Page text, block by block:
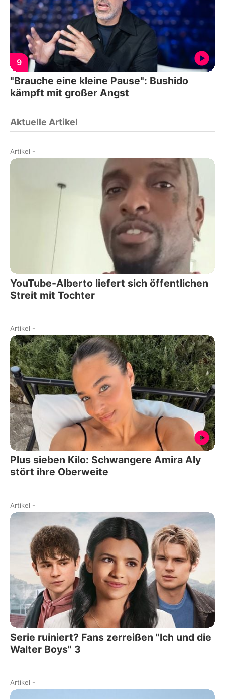
9
"Brauche eine kleine Pause": Bushido
kämpft mit großer Angst
Aktuelle Artikel
Artikel -
YouTube-Alberto liefert sich öffentlichen
Streit mit Tochter
Artikel -
Plus sieben Kilo: Schwangere Amira Aly
stört ihre Oberweite
Artikel -
Serie ruiniert? Fans zerreißen "Ich und die
Walter Boys" 3
Artikel -